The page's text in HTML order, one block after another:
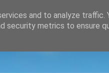
and to analyze traffic.
security metrics to ensure